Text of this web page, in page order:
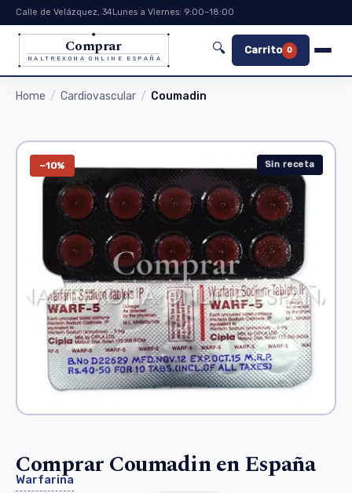
Calle de Velázquez, 34Lunes a Viernes: 9:00–18:00
Comprar
NALTREXONA ONLINE ESPAÑA
🔍 Carrito 0
Home Cardiovascular Coumadin
−10% Sin receta
Comprar Coumadin en España
Warfarina